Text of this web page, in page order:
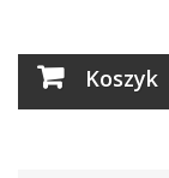
Koszyk